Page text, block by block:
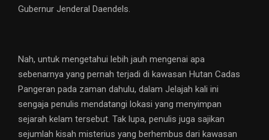
Gubernur Jenderal Daendels.
Nah, untuk mengetahui lebih jauh mengenai apa
sebenarnya yang pernah terjadi di kawasan Hutan Cadas
Pangeran pada zaman dahulu, dalam Jelajah kali ini
sengaja penulis mendatangi lokasi yang menyimpan
sejarah kelam tersebut. Tak lupa, penulis juga sajikan
sejumlah kisah misterius yang berhembus dari kawasan